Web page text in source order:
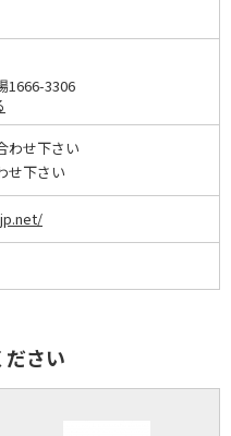
1666-3306
わせ下さい
せ下さい
ださい